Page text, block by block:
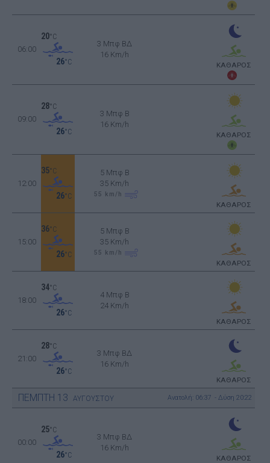
06:00
20°C
26°C
3 Μπφ ΒΔ
16 Km/h
ΚΑΘΑΡΟΣ
09:00
28°C
26°C
3 Μπφ B
16 Km/h
ΚΑΘΑΡΟΣ
12:00
35°C
26°C
5 Μπφ B
35 Km/h
55 km/h
ΚΑΘΑΡΟΣ
15:00
36°C
26°C
5 Μπφ B
35 Km/h
55 km/h
ΚΑΘΑΡΟΣ
18:00
34°C
26°C
4 Μπφ B
24 Km/h
ΚΑΘΑΡΟΣ
21:00
28°C
26°C
3 Μπφ ΒΔ
16 Km/h
ΚΑΘΑΡΟΣ
ΠΕΜΠΤΗ 13 ΑΥΓΟΥΣΤΟΥ Ανατολή: 06:37 - Δύση 20:22
00:00
25°C
26°C
3 Μπφ ΒΔ
16 Km/h
ΚΑΘΑΡΟΣ